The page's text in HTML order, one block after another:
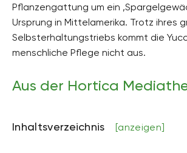
Wuchsform
aufrecht, ausladend, buschig,
Höhe
Bodenart
Bodenfeuchte
Pflanzengattung um ein
Ursprung in Mittelamerika. Trotz ihres
Selbsterhaltungstriebs kommt die
menschliche Pflege nicht aus.
Aus der Hortica
Inhaltsverzeichnis [anzeigen]